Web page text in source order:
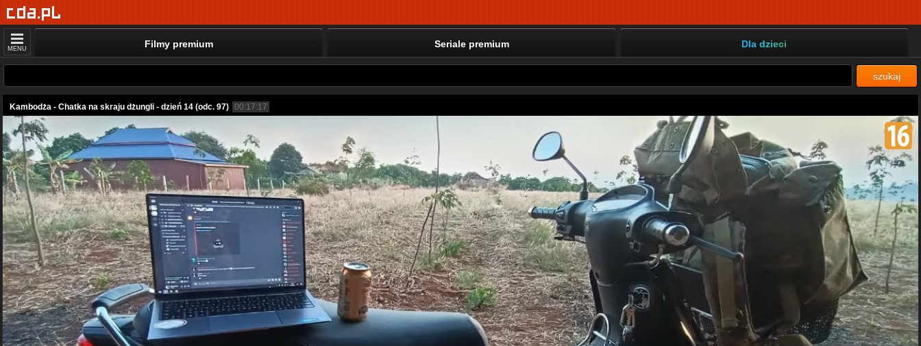
MENU Filmy premium Seriale premium Dla dzieci
szukaj
Kambodża - Chatka na skraju dżungli - dzień 14 (odc. 97) 00:17:17